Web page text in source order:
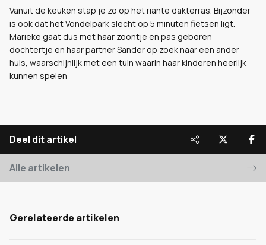
Vanuit de keuken stap je zo op het riante dakterras. Bijzonder
is ook dat het Vondelpark slecht op 5 minuten fietsen ligt.
Marieke gaat dus met haar zoontje en pas geboren
dochtertje en haar partner Sander op zoek naar een ander
huis, waarschijnlijk met een tuin waarin haar kinderen heerlijk
kunnen spelen
Deel dit artikel
Alle artikelen
Gerelateerde artikelen